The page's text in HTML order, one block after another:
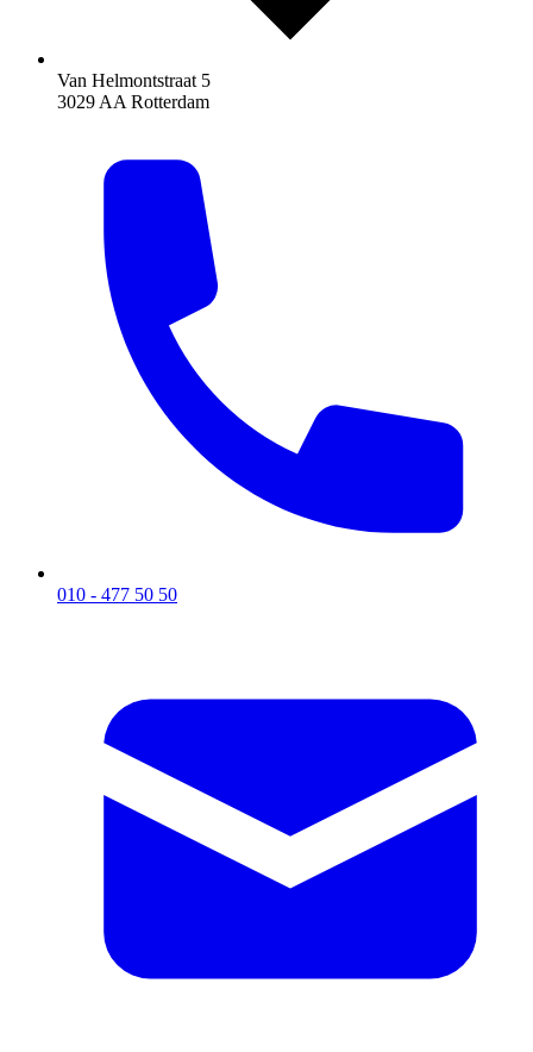
Van Helmontstraat 5
3029 AA Rotterdam
010 - 477 50 50